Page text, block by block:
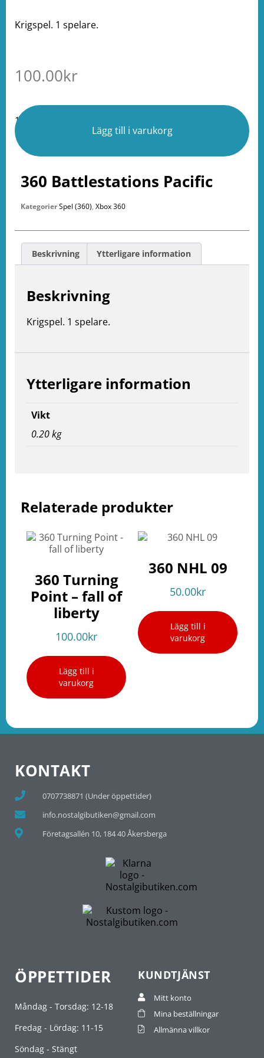
Krigspel. 1 spelare.
100.00kr
1 i lager
Lägg till i varukorg
Relaterade produkter
360 Turning
Point – fall of
liberty
100.00kr
Lägg till i
varukorg
360 NHL 09
50.00kr
Lägg till i
varukorg
360 Battlestations Pacific
KategorierSpel (360), Xbox 360
Beskrivning Ytterligare information
Beskrivning
Krigspel. 1 spelare.
Ytterligare information
Vikt
0.20 kg
KONTAKT
0707738871 (Under öppettider)
info.nostalgibutiken@gmail.com
Företagsallén 10, 184 40 Åkersberga
ÖPPETTIDER
Måndag - Torsdag: 12-18
Fredag - Lördag: 11-15
Söndag - Stängt
KUNDTJÄNST
Mitt konto
Mina beställningar
Allmänna villkor